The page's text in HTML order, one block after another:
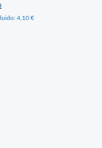
4,10 €